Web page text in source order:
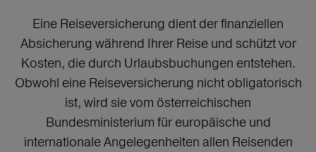
Eine Reiseversicherung dient der finanziellen
Absicherung während Ihrer Reise und schützt vor
Kosten, die durch Urlaubsbuchungen entstehen.
Obwohl eine Reiseversicherung nicht obligatorisch
ist, wird sie vom österreichischen
Bundesministerium für europäische und
internationale Angelegenheiten allen Reisenden